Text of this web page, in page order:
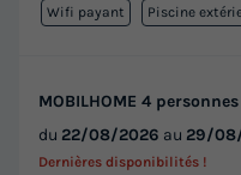
Wifi payant Piscine
MOBILHOME 4 personnes
du 22/08/2026 au 29/
Dernières disponibilités !